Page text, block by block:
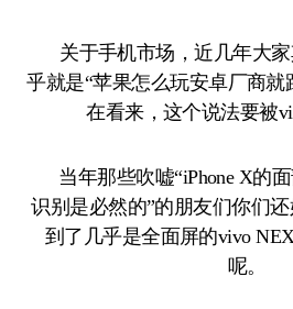
关于手机市场，近几年大家
乎就是“苹果怎么玩安卓厂商就
在看来，这个说法要被
当年那些吹嘘“iPhone X的
识别是必然的”的朋友们你们
到了几乎是全面屏的vivo
呢。